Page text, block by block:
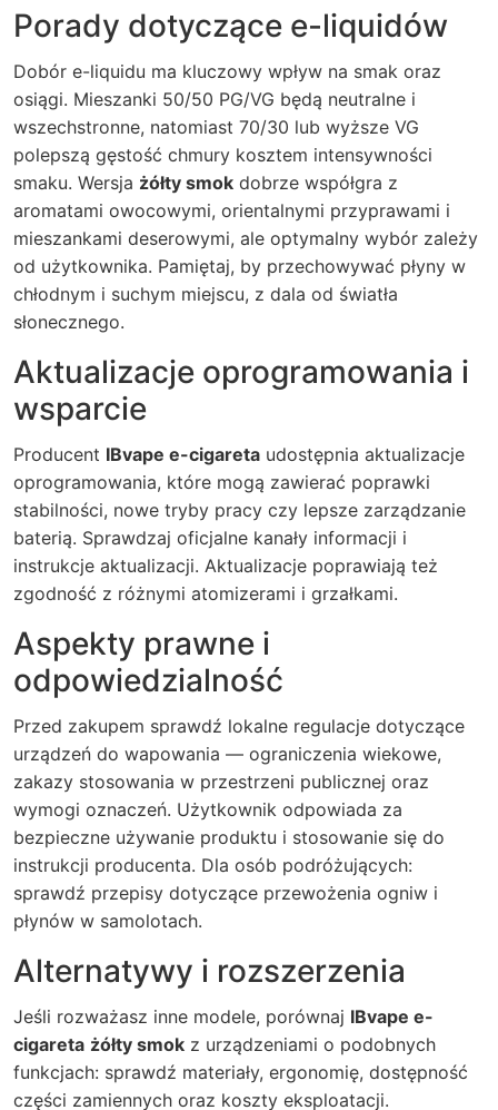
Porady dotyczące e-liquidów
Dobór e-liquidu ma kluczowy wpływ na smak oraz
osiągi. Mieszanki 50/50 PG/VG będą neutralne i
wszechstronne, natomiast 70/30 lub wyższe VG
polepszą gęstość chmury kosztem intensywności
smaku. Wersja żółty smok dobrze współgra z
aromatami owocowymi, orientalnymi przyprawami i
mieszankami deserowymi, ale optymalny wybór zależy
od użytkownika. Pamiętaj, by przechowywać płyny w
chłodnym i suchym miejscu, z dala od światła
słonecznego.
Aktualizacje oprogramowania i
wsparcie
Producent IBvape e-cigareta udostępnia aktualizacje
oprogramowania, które mogą zawierać poprawki
stabilności, nowe tryby pracy czy lepsze zarządzanie
baterią. Sprawdzaj oficjalne kanały informacji i
instrukcje aktualizacji. Aktualizacje poprawiają też
zgodność z różnymi atomizerami i grzałkami.
Aspekty prawne i
odpowiedzialność
Przed zakupem sprawdź lokalne regulacje dotyczące
urządzeń do wapowania — ograniczenia wiekowe,
zakazy stosowania w przestrzeni publicznej oraz
wymogi oznaczeń. Użytkownik odpowiada za
bezpieczne używanie produktu i stosowanie się do
instrukcji producenta. Dla osób podróżujących:
sprawdź przepisy dotyczące przewożenia ogniw i
płynów w samolotach.
Alternatywy i rozszerzenia
Jeśli rozważasz inne modele, porównaj IBvape e-
cigareta żółty smok z urządzeniami o podobnych
funkcjach: sprawdź materiały, ergonomię, dostępność
części zamiennych oraz koszty eksploatacji.